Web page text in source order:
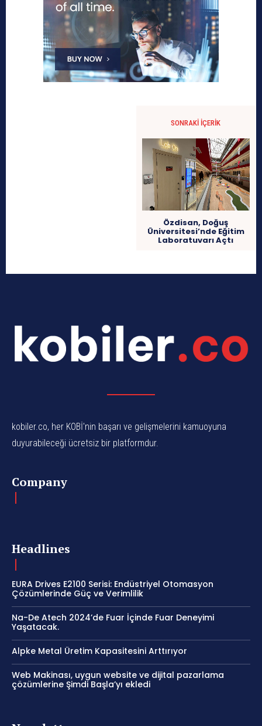
SONRAKI İÇERIK
Özdisan, Doğuş
Üniversitesi’nde Eğitim
Laboratuvarı Açtı
kobiler.co, her KOBİ'nin başarı ve gelişmelerini kamuoyuna
duyurabileceği ücretsiz bir platformdur.
Company
Headlines
EURA Drives E2100 Serisi: Endüstriyel Otomasyon
Çözümlerinde Güç ve Verimlilik
Na-De Atech 2024’de Fuar İçinde Fuar Deneyimi
Yaşatacak.
Alpke Metal Üretim Kapasitesini Arttırıyor
Web Makinası, uygun website ve dijital pazarlama
çözümlerine Şimdi Başla’yı ekledi